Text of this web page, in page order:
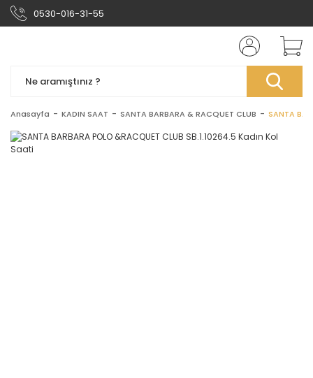
0530-016-31-55
Anasayfa KADIN SAAT SANTA BARBARA & RACQUET CLUB SANTA